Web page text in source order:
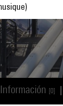
Información [0]